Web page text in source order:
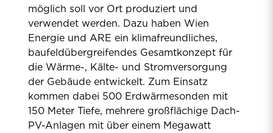
möglich soll vor Ort produziert und
verwendet werden. Dazu haben Wien
Energie und ARE ein klimafreundliches,
baufeldübergreifendes Gesamtkonzept für
die Wärme-, Kälte- und Stromversorgung
der Gebäude entwickelt. Zum Einsatz
kommen dabei 500 Erdwärmesonden mit
150 Meter Tiefe, mehrere großflächige Dach-
PV-Anlagen mit über einem Megawatt